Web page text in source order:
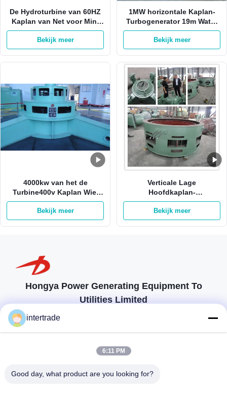
De Hydroturbine van 60HZ
Kaplan van Net voor Mini
Hydro Station Vertical
Kaplan-Turbine
Bekijk meer
1MW horizontale Kaplan-
Turbogenerator 19m Water
Hoofd6.2m3/s
Bekijk meer
4000kw van het de
Turbine400v Kaplan Wiel
van waterkaplan Hydro de
Turbineroestvrij staal
Bekijk meer
Verticale Lage
Hoofdkaplan-
Turbogenerator 42m 980kw
3m3/S
Bekijk meer
Hongya Power Generating Equipment To
Utilities Limited
op maat gemaakte oplossingen om aan de eisen van de klant te
86-28-37561966-8:00
intertrade
6:11 PM
Good day, what product are you looking for?